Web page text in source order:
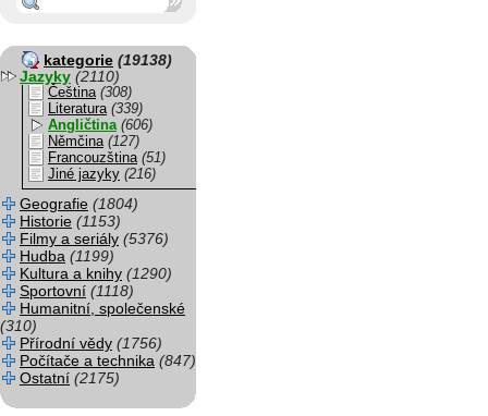
kategorie (19138)
Jazyky (2110)
Čeština (308)
Literatura (339)
Angličtina (606)
Němčina (127)
Francouzština (51)
Jiné jazyky (216)
Geografie (1804)
Historie (1153)
Filmy a seriály (5376)
Hudba (1199)
Kultura a knihy (1290)
Sportovní (1118)
Humanitní, společenské
(310)
Přírodní vědy (1756)
Počítače a technika (847)
Ostatní (2175)